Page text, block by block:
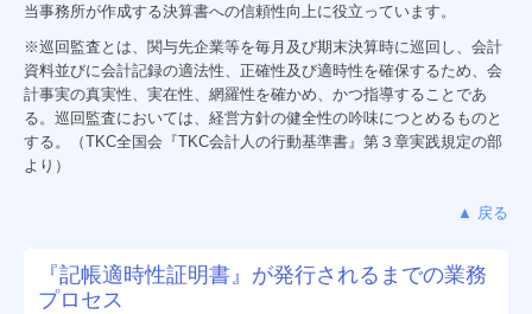
当事務所が作成する決算書への信頼性向上に役立っています。
※巡回監査とは、関与先企業等を毎月及び期末決算時に巡回し、会計
資料並びに会計記録の適法性、正確性及び適時性を確保するため、会
計事実の真実性、実在性、網羅性を確かめ、かつ指導することであ
る。巡回監査においては、経営方針の健全性の吟味につとめるものと
する。（TKC全国会『TKC会計人の行動基準書』第３章実践規定の部
より）
▲ 戻る
『記帳適時性証明書』が発行されるまでの業務
プロセス